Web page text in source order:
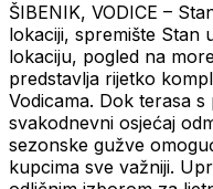
ŠIBENIK, VODICE –
lokaciji, spremište Stan
lokaciju, pogled na
predstavlja rijetko
Vodicama. Dok terasa
svakodnevni osjećaj
sezonske gužve
kupcima sve važniji.